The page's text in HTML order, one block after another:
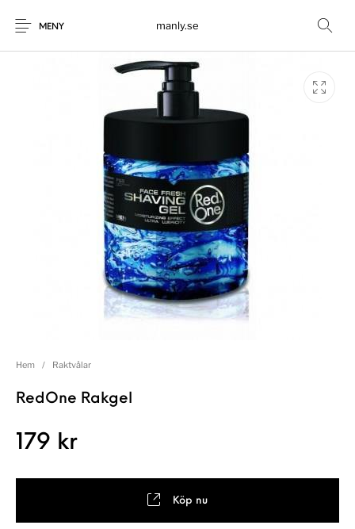
MENY manly.se
Hem / Raktvålar
RedOne Rakgel
179 kr
Köp nu